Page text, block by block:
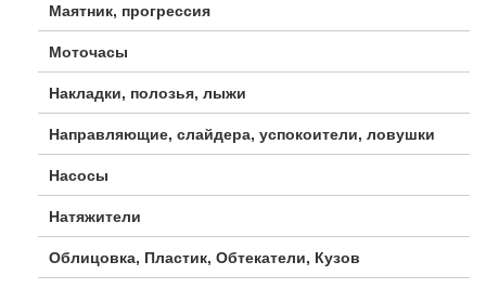
Маятник, прогрессия
Моточасы
Накладки, полозья, лыжи
Направляющие, слайдера, успокоители, ловушки
Насосы
Натяжители
Облицовка, Пластик, Обтекатели, Кузов